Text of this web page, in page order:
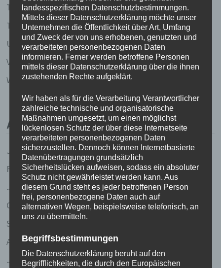
Thailand 2003
Thailand 2020
Uncategorized
Vietnam 2005/2006
Weise Worte (und Gedichte und so)
ARCHIV
Juli 2023
Februar 2020
Januar 2020
Oktober 2017
September 2017
April 2011
Januar 2008
landesspezifischen Datenschutzbestimmungen.
Mittels dieser Datenschutzerklärung möchte unser
Unternehmen die Öffentlichkeit über Art, Umfang
und Zweck der von uns erhobenen, genutzten und
verarbeiteten personenbezogenen Daten
informieren. Ferner werden betroffene Personen
mittels dieser Datenschutzerklärung über die ihnen
zustehenden Rechte aufgeklärt.
Wir haben als für die Verarbeitung Verantwortlicher
zahlreiche technische und organisatorische
Maßnahmen umgesetzt, um einen möglichst
lückenlosen Schutz der über diese Internetseite
verarbeiteten personenbezogenen Daten
sicherzustellen. Dennoch können Internetbasierte
Datenübertragungen grundsätzlich
Sicherheitslücken aufweisen, sodass ein absoluter
Schutz nicht gewährleistet werden kann. Aus
diesem Grund steht es jeder betroffenen Person
frei, personenbezogene Daten auch auf
alternativen Wegen, beispielsweise telefonisch, an
uns zu übermitteln.
Begriffsbestimmungen
Die Datenschutzerklärung beruht auf den
Begrifflichkeiten, die durch den Europäischen